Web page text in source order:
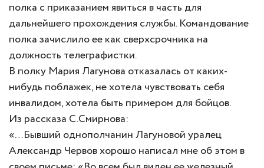
полка с приказанием явиться в часть для
дальнейшего прохождения службы. Командование
полка зачислило ее как сверхсрочника на
должность телеграфистки.
В полку Мария Лагунова отказалась от каких-
нибудь поблажек, не хотела чувствовать себя
инвалидом, хотела быть примером для бойцов.
Из рассказа С.Смирнова:
«…Бывший однополчанин Лагуновой уралец
Александр Червов хорошо написал мне об этом в